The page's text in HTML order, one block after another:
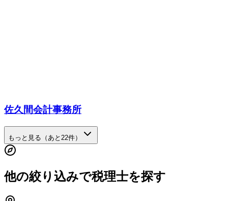
佐久間会計事務所
もっと見る（あと 22件）
他の絞り込みで税理士を探す